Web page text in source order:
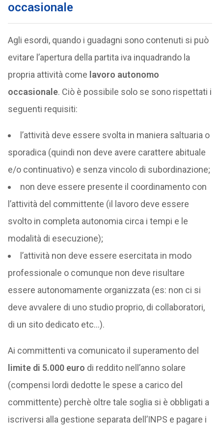
occasionale
Agli esordi, quando i guadagni sono contenuti si può
evitare l’apertura della partita iva inquadrando la
propria attività come lavoro autonomo
occasionale. Ciò è possibile solo se sono rispettati i
seguenti requisiti:
l’attività deve essere svolta in maniera saltuaria o
sporadica (quindi non deve avere carattere abituale
e/o continuativo) e senza vincolo di subordinazione;
non deve essere presente il coordinamento con
l’attività del committente (il lavoro deve essere
svolto in completa autonomia circa i tempi e le
modalità di esecuzione);
l’attività non deve essere esercitata in modo
professionale o comunque non deve risultare
essere autonomamente organizzata (es: non ci si
deve avvalere di uno studio proprio, di collaboratori,
di un sito dedicato etc…).
Ai committenti va comunicato il superamento del
limite di 5.000 euro di reddito nell’anno solare
(compensi lordi dedotte le spese a carico del
committente) perchè oltre tale soglia si è obbligati a
iscriversi alla gestione separata dell’INPS e pagare i